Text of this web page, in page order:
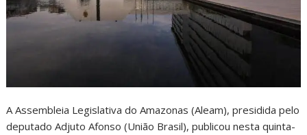
A Assembleia Legislativa do Amazonas (Aleam), presidida pelo
deputado Adjuto Afonso (União Brasil), publicou nesta quinta-